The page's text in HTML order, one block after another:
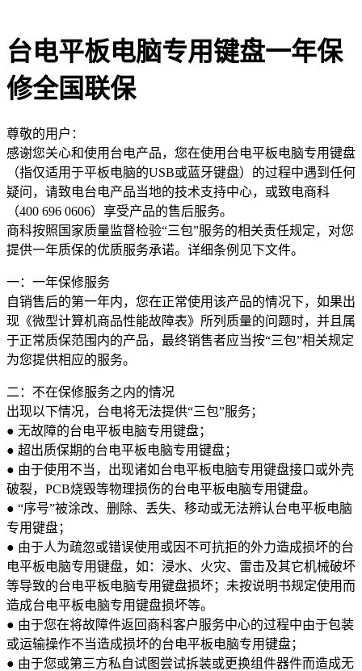
台电平板电脑专用键盘一年保
修全国联保
尊敬的用户：
感谢您关心和使用台电产品，您在使用台电平板电脑专用键盘
（指仅适用于平板电脑的USB或蓝牙键盘）的过程中遇到任何
疑问，请致电台电产品当地的技术支持中心，或致电商科
（400 696 0606）享受产品的售后服务。
商科按照国家质量监督检验“三包”服务的相关责任规定，对您
提供一年质保的优质服务承诺。详细条例见下文件。
一：一年保修服务
自销售后的第一年内，您在正常使用该产品的情况下，如果出
现《微型计算机商品性能故障表》所列质量的问题时，并且属
于正常质保范围内的产品，最终销售者应当按“三包”相关规定
为您提供相应的服务。
二：不在保修服务之内的情况
出现以下情况，台电将无法提供“三包”服务；
● 无故障的台电平板电脑专用键盘；
● 超出质保期的台电平板电脑专用键盘；
● 由于使用不当，出现诸如台电平板电脑专用键盘接口或外壳
破裂，PCB烧毁等物理损伤的台电平板电脑专用键盘。
● “序号”被涂改、删除、丢失、移动或无法辨认台电平板电脑
专用键盘；
● 由于人为疏忽或错误使用或因不可抗拒的外力造成损坏的台
电平板电脑专用键盘，如：浸水、火灾、雷击及其它机械破坏
等导致的台电平板电脑专用键盘损坏；未按说明书规定使用而
造成台电平板电脑专用键盘损坏等。
● 由于您在将故障件返回商科客户服务中心的过程中由于包装
或运输操作不当造成损坏的台电平板电脑专用键盘；
● 由于您或第三方私自试图尝试拆装或更换组件器件而造成无